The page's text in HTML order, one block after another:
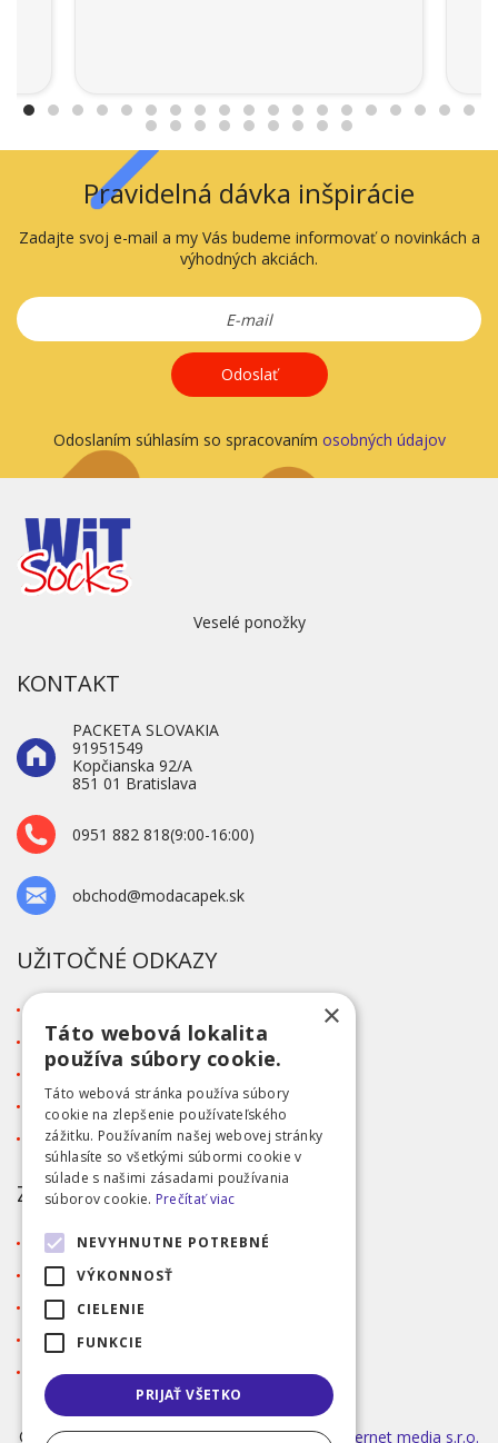
Pravidelná dávka inšpirácie
Zadajte svoj e-mail a my Vás budeme informovať o novinkách a
výhodných akciách.
Odoslať
Odoslaním súhlasím so spracovaním osobných údajov
Veselé ponožky
KONTAKT
PACKETA SLOVAKIA
91951549
Kopčianska 92/A
851 01 Bratislava
0951 882 818(9:00-16:00)
obchod@modacapek.sk
UŽITOČNÉ ODKAZY
Blog
Kontakt
Tabuľka veľkostí
Ochrana osobných údajov GDPR
ZÁKAZNÍCKY SERVIS
Obchodné podmienky
Doprava a platba
Reklamácia
Prihlásenie
Registrácia
©2026 MODA ČAPEK s.r.o. Made by INIZIO Internet media s.r.o.
×
Táto webová lokalita
používa súbory cookie.
Táto webová stránka používa súbory
cookie na zlepšenie používateľského
zážitku. Používaním našej webovej stránky
súhlasíte so všetkými súbormi cookie v
súlade s našimi zásadami používania
súborov cookie. Prečítať viac
NEVYHNUTNE POTREBNÉ
VÝKONNOSŤ
CIELENIE
FUNKCIE
PRIJAŤ VŠETKO